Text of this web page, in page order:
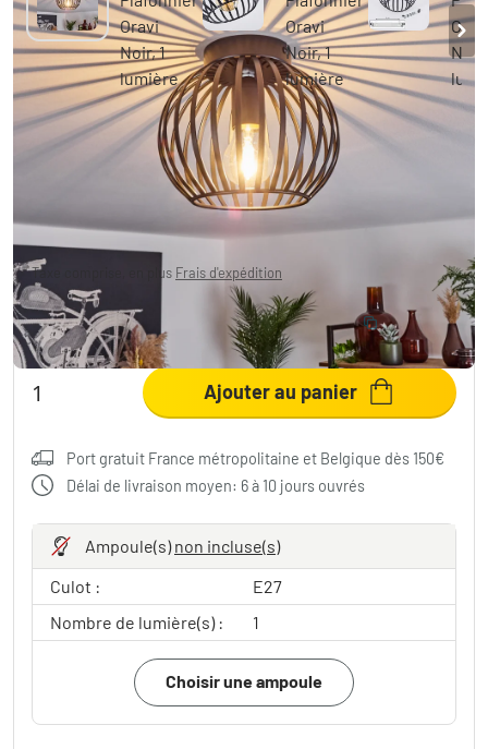
Plafonnier Oravi Noir, 1 lumière
Vous économisez 56,00 €
Taxe comprise, en plus Frais d'expédition
ÉCONOMISEZ 10 % : Code: LIGHT
Ajouter au panier
Port gratuit France métropolitaine et Belgique dès 150€
Délai de livraison moyen: 6 à 10 jours ouvrés
Ampoule(s)non incluse(s)
Culot :
E27
Nombre de lumière(s) :
1
Choisir une ampoule